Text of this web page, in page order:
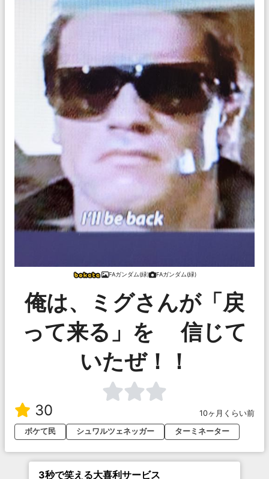
FAガンダム(緑) FAガンダム(緑)
俺は、ミグさんが「戻
って来る」を 信じて
いたぜ！！
30
10ヶ月くらい前
ボケて民
シュワルツェネッガー ターミネーター
3秒で笑える大喜利サービス